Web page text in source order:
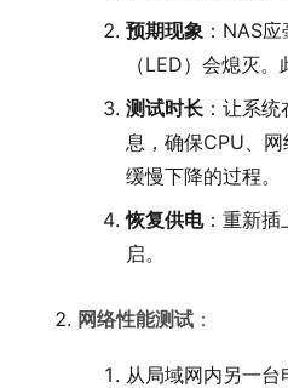
预期现象 ：NAS
（LED）会熄灭
测试时长 ：让系
息，确保CPU、
缓慢下降的过程。
恢复供电：重新插
启。
网络性能测试 ：
从局域网内另一